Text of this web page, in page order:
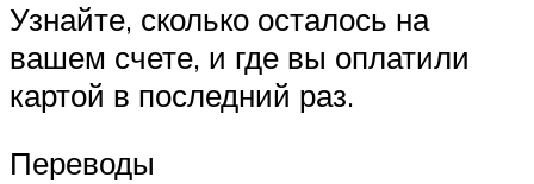
Узнайте, сколько осталось на
вашем счете, и где вы оплатили
картой в последний раз.
Переводы